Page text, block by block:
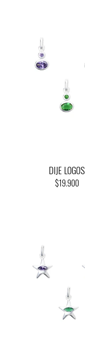
DIJE LOGOS
$19.900